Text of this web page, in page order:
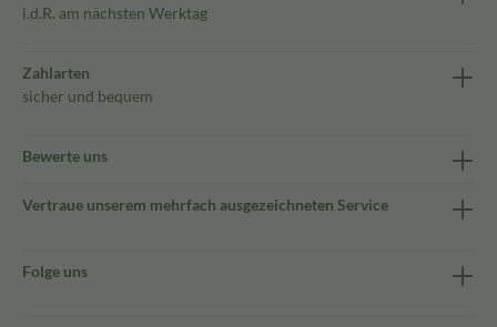
i.d.R. am nächsten Werktag
Zahlarten
sicher und bequem
Bewerte uns
Vertraue unserem mehrfach ausgezeichneten Service
Folge uns